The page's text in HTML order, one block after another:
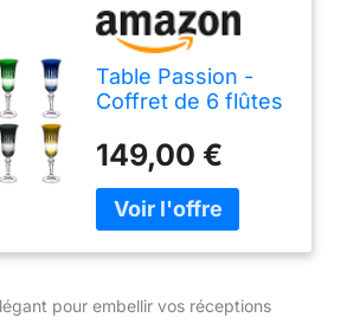
Table Passion -
Coffret de 6 flûtes
en cristallin taillé
149,00 €
pour embellir vos réceptions